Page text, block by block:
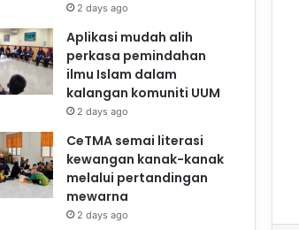
2 days ago
Aplikasi mudah alih
perkasa pemindahan
ilmu Islam dalam
kalangan komuniti UUM
2 days ago
CeTMA semai literasi
kewangan kanak-kanak
melalui pertandingan
mewarna
2 days ago